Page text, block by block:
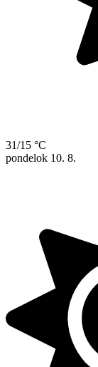
31/15 °C
pondelok 10. 8.